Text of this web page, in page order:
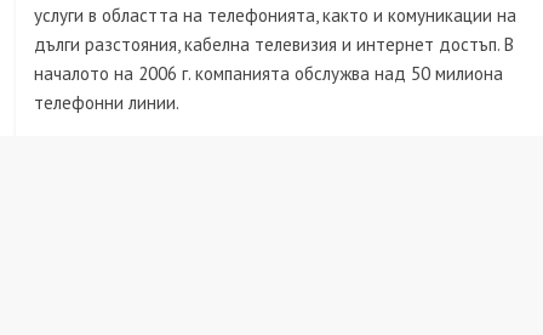
услуги в областта на телефонията, както и комуникации на
дълги разстояния, кабелна телевизия и интернет достъп. В
началото на 2006 г. компанията обслужва над 50 милиона
телефонни линии.